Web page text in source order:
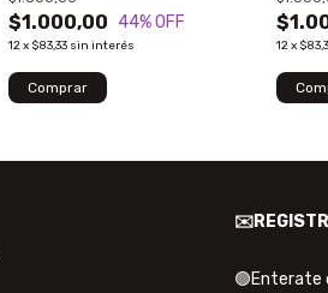
$1.000,00 44% OFF
12x $83,33 sin interés 12 x
🟢Enterate